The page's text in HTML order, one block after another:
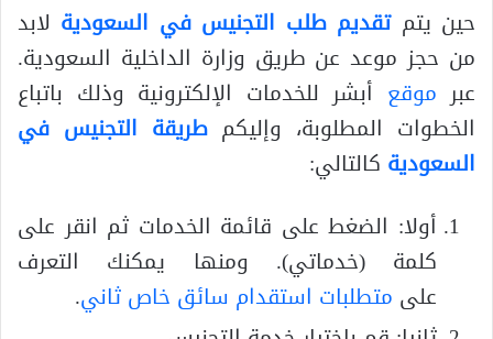
حين يتمتقديم طلب التجنيس في السعودية لابد
من حجز موعد عن طريق وزارة الداخلية السعودية.
عبر موقع أبشر للخدمات الإلكترونية وذلك باتباع
الخطوات المطلوبة، وإليكمطريقة التجنيس في
السعودية كالتالي:
أولا: الضغط على قائمة الخدمات ثم انقر على
كلمة (خدماتي). ومنها يمكنك التعرف
على متطلبات استقدام سائق خاص ثاني.